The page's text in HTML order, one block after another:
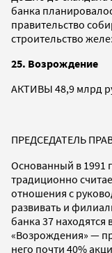
банка
правительство
строительство
25. Возрождение
АКТИВЫ 48,9 млрд
ПРЕДСЕДАТЕЛЬ
Основанный в 1991
традиционно
отношения с
развивать и
банка 37
«Возрождения» —
него почти 40%